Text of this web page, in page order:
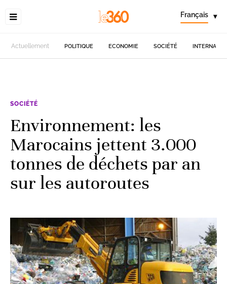
Français ▾
Actuellement POLITIQUE ECONOMIE SOCIÉTÉ
SOCIÉTÉ
Environnement: les
Marocains jettent 3.000
tonnes de déchets par an
sur les autoroutes